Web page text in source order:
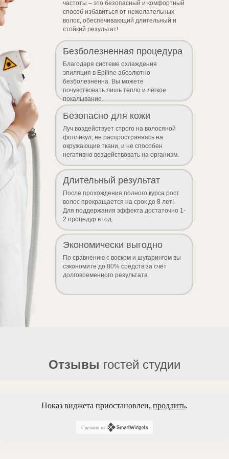
По сравнению с воском и шугарингом вы
сэкономите до 80% средств за счёт
долговременного результата.
Экономически выгодно
После прохождения полного курса рост
волос прекращается на срок до 8 лет!
Для поддержания эффекта достаточно 1-
2 процедур в год.
Длительный результат
Луч воздействует строго на волосяной
фолликул, не распространяясь на
окружающие ткани, и не способен
негативно воздействовать на организм.
Безопасно для кожи
Благодаря системе охлаждения
эпиляция в Epiline абсолютно
безболезненна. Вы можете
почувствовать лишь тепло и лёгкое
покалывание.
Безболезненная процедура
частоты – это безопасный и комфортный
способ избавиться от нежелательных
волос, обеспечивающий длительный и
стойкий результат!
Отзывы гостей студии
Показ виджета приостановлен, продлить.
Сделано на